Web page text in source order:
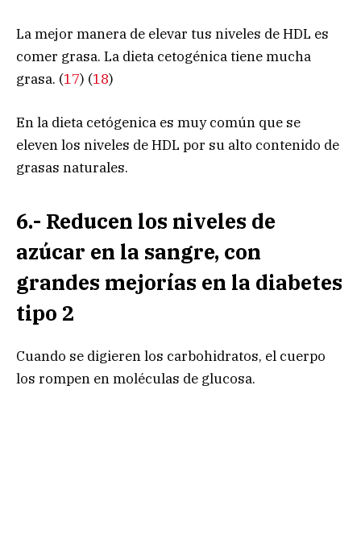
La mejor manera de elevar tus niveles de HDL es
comer grasa. La dieta cetogénica tiene mucha
grasa. (17) (18)
En la dieta cetógenica es muy común que se
eleven los niveles de HDL por su alto contenido de
grasas naturales.
6.- Reducen los niveles de
azúcar en la sangre, con
grandes mejorías en la diabetes
tipo 2
Cuando se digieren los carbohidratos, el cuerpo
los rompen en moléculas de glucosa.